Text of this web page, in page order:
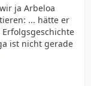
ja Arbeloa
... hätte er
ist nicht gerade